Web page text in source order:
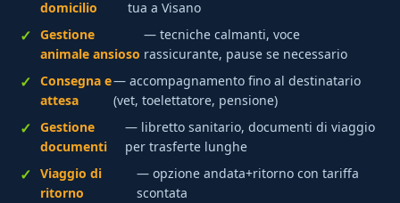
domicilio
tua a Visano
Gestione
animale ansioso
— tecniche calmanti, voce
rassicurante, pause se necessario
Consegna e
attesa
— accompagnamento fino al destinatario
(vet, toelettatore, pensione)
Gestione
documenti
— libretto sanitario, documenti di viaggio
per trasferte lunghe
Viaggio di
ritorno
— opzione andata+ritorno con tariffa
scontata